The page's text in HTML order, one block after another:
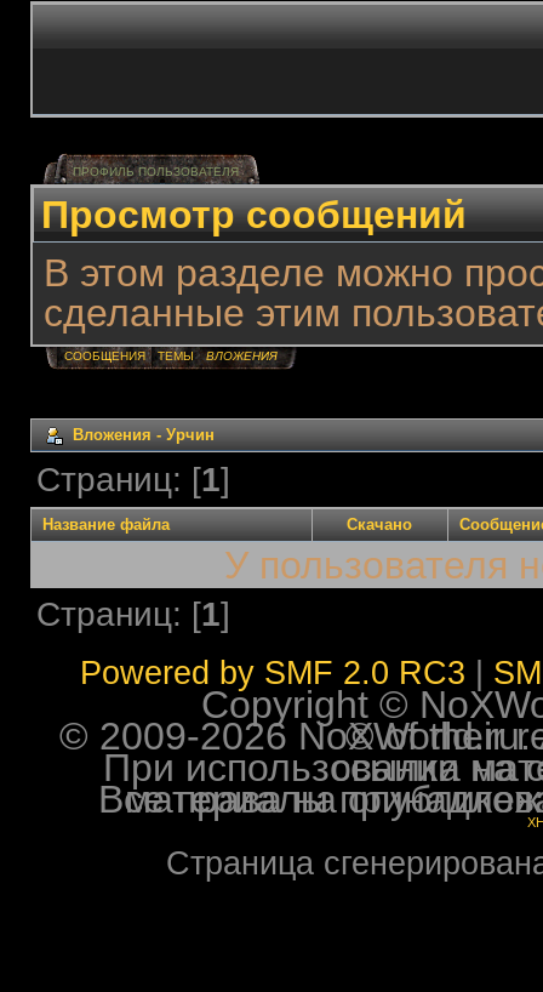
ПРОФИЛЬ ПОЛЬЗОВАТЕЛЯ
Просмотр сообщений
В этом разделе можно
сделанные этим
СООБЩЕНИЯ ТЕМЫ ВЛОЖЕНИЯ
Вложения - Урчин
Страниц: [1]
Название файла Скачано
У пользователя
Страниц: [1]
Powered by SMF 2.0 RC3
Copyright ©
© 2009-2026 NoXWorld.ru. All
При использовании
Все права на опубликованные на форуме
Страница